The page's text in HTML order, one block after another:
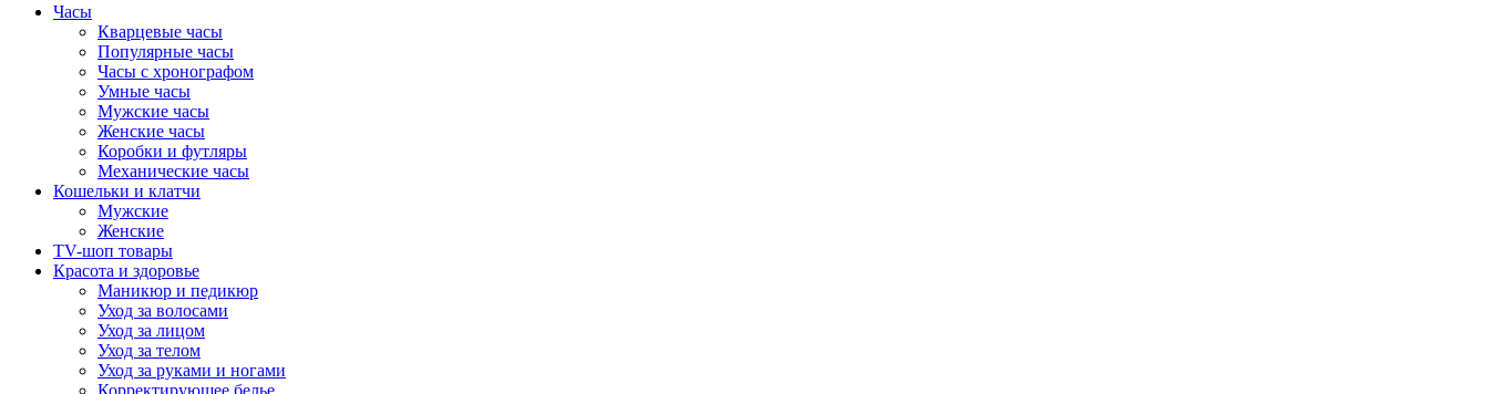
Часы
Кварцевые часы
Популярные часы
Часы с хронографом
Умные часы
Мужские часы
Женские часы
Коробки и футляры
Механические часы
Кошельки и клатчи
Мужские
Женские
TV-шоп товары
Красота и здоровье
Маникюр и педикюр
Уход за волосами
Уход за лицом
Уход за телом
Уход за руками и ногами
Корректирующее белье